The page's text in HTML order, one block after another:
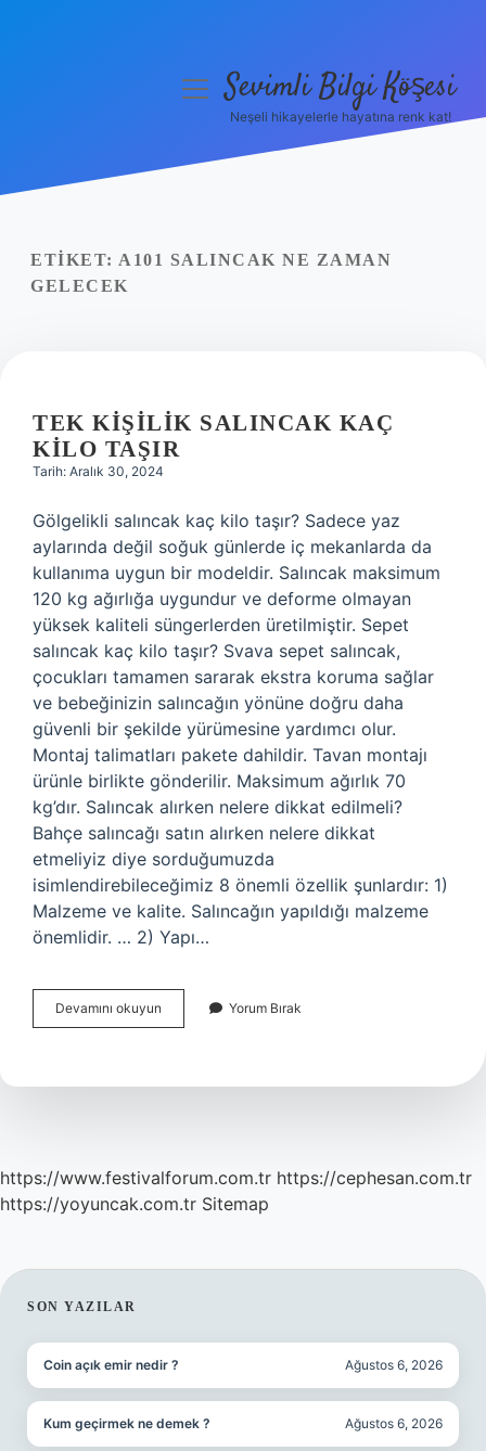
Yasal Uyarı
menüyüSevimli Bilgi Köşesi
Neşeli hikayelerle hayatına renk kat!
ETIKET: A101 SALINCAK NE ZAMAN
GELECEK
TEK KIŞILIK SALINCAK KAÇ
KILO TAŞIR
Tarih: Aralık 30, 2024
Gölgelikli salıncak kaç kilo taşır? Sadece yaz
aylarında değil soğuk günlerde iç mekanlarda da
kullanıma uygun bir modeldir. Salıncak maksimum
120 kg ağırlığa uygundur ve deforme olmayan
yüksek kaliteli süngerlerden üretilmiştir. Sepet
salıncak kaç kilo taşır? Svava sepet salıncak,
çocukları tamamen sararak ekstra koruma sağlar
ve bebeğinizin salıncağın yönüne doğru daha
güvenli bir şekilde yürümesine yardımcı olur.
Montaj talimatları pakete dahildir. Tavan montajı
ürünle birlikte gönderilir. Maksimum ağırlık 70
kg’dır. Salıncak alırken nelere dikkat edilmeli?
Bahçe salıncağı satın alırken nelere dikkat
etmeliyiz diye sorduğumuzda
isimlendirebileceğimiz 8 önemli özellik şunlardır: 1)
Malzeme ve kalite. Salıncağın yapıldığı malzeme
önemlidir. … 2) Yapı…
Devamını okuyun
Kişilik
Kilo
Yorum Bırak
https://www.festivalforum.com.tr https://cephesan.com.tr
https://yoyuncak.com.tr Sitemap
SIDEBAR
SON YAZILAR
Coin açık emir nedir ? Ağustos 6, 2026
Kum geçirmek ne demek ? Ağustos 6, 2026